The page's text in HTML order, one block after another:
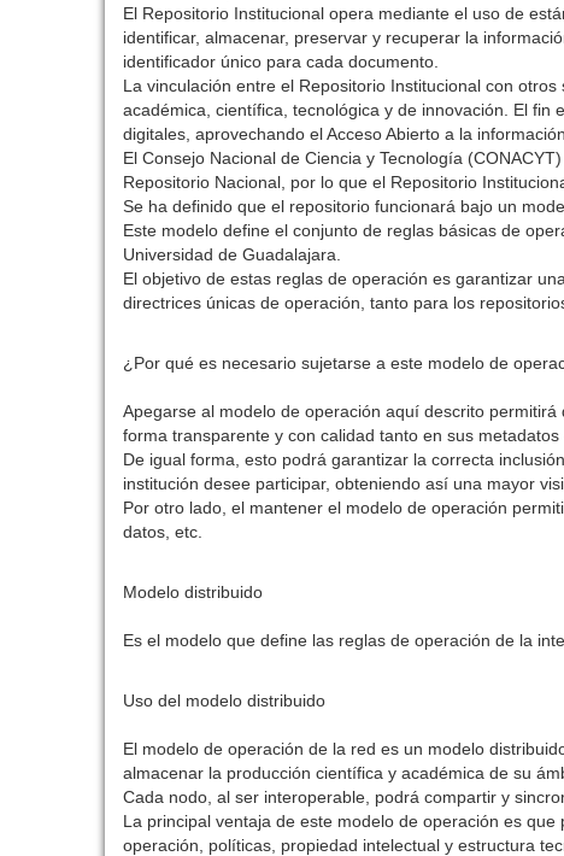
El Repositorio Institucional opera mediante el uso de
identificar, almacenar, preservar y recuperar la
identificador único para cada documento.
La vinculación entre el Repositorio Institucional con
académica, científica, tecnológica y de innovación. El
digitales, aprovechando el Acceso Abierto a la
El Consejo Nacional de Ciencia y Tecnología
Repositorio Nacional, por lo que el Repositorio
Se ha definido que el repositorio funcionará bajo un
Este modelo define el conjunto de reglas básicas de
Universidad de Guadalajara.
El objetivo de estas reglas de operación es garantizar
directrices únicas de operación, tanto para los
¿Por qué es necesario sujetarse a este modelo de
Apegarse al modelo de operación aquí descrito
forma transparente y con calidad tanto en sus metadatos
De igual forma, esto podrá garantizar la correcta
institución desee participar, obteniendo así una mayor
Por otro lado, el mantener el modelo de operación
datos, etc.
Modelo distribuido
Es el modelo que define las reglas de operación de la
Uso del modelo distribuido
El modelo de operación de la red es un modelo
almacenar la producción científica y académica de su
Cada nodo, al ser interoperable, podrá compartir y
La principal ventaja de este modelo de operación es
operación, políticas, propiedad intelectual y estructura